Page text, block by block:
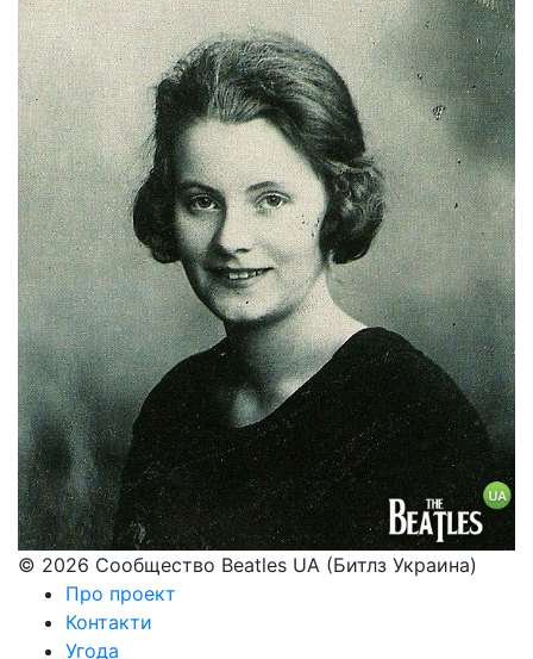
© 2026 Сообщество Beatles UA (Битлз Украина)
Про проект
Контакти
Угода